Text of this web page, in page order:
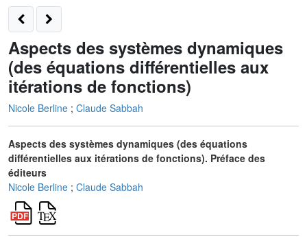
Aspects des systèmes dynamiques
(des équations différentielles aux
itérations de fonctions)
Nicole Berline ; Claude Sabbah
Aspects des systèmes dynamiques (des équations
différentielles aux itérations de fonctions). Préface des
éditeurs
Nicole Berline ; Claude Sabbah